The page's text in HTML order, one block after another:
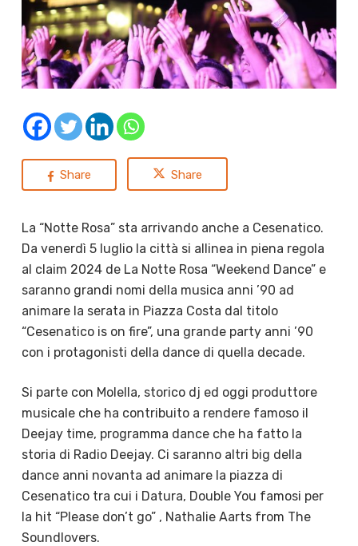
Share Share
La “Notte Rosa” sta arrivando anche a Cesenatico.
Da venerdì 5 luglio la città si allinea in piena regola
al claim 2024 de La Notte Rosa “Weekend Dance” e
saranno grandi nomi della musica anni ’90 ad
animare la serata in Piazza Costa dal titolo
“Cesenatico is on fire”, una grande party anni ’90
con i protagonisti della dance di quella decade.
Si parte con Molella, storico dj ed oggi produttore
musicale che ha contribuito a rendere famoso il
Deejay time, programma dance che ha fatto la
storia di Radio Deejay. Ci saranno altri big della
dance anni novanta ad animare la piazza di
Cesenatico tra cui i Datura, Double You famosi per
la hit “Please don’t go” , Nathalie Aarts from The
Soundlovers.